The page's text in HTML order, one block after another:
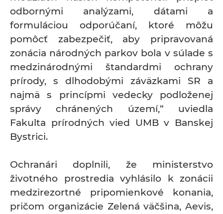
odbornými analýzami, dátami a
formuláciou odporúčaní, ktoré môžu
pomôcť zabezpečiť, aby pripravovaná
zonácia národných parkov bola v súlade s
medzinárodnými štandardmi ochrany
prírody, s dlhodobými záväzkami SR a
najmä s princípmi vedecky podloženej
správy chránených území,“ uviedla
Fakulta prírodných vied UMB v Banskej
Bystrici.
Ochranári doplnili, že ministerstvo
životného prostredia vyhlásilo k zonácii
medzirezortné pripomienkové konania,
pričom organizácie Zelená väčšina, Aevis,